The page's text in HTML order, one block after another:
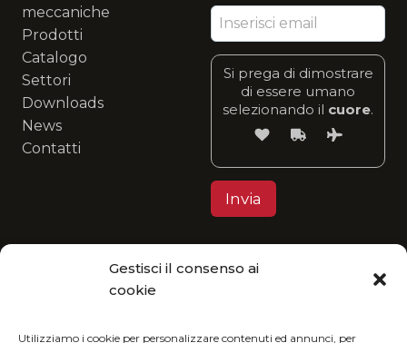
Gestisci il consenso ai
cookie
Utilizziamo i cookie per personalizzare contenuti ed annunci, per
meccaniche
Prodotti
Catalogo
Settori
Downloads
News
Contatti
Si prega di dimostrare
di essere umano
selezionando il cuore.
friendly: fruisci del nostro catalogo in formato